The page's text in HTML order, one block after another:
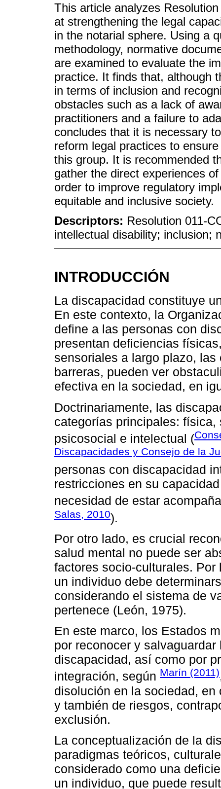
This article analyzes
at strengthening the legal
in the notarial sphere. Using a
methodology, normative
are examined to evaluate the
practice. It finds that, although
in terms of inclusion and
obstacles such as a lack of
practitioners and a failure to
concludes that it is necessary
reform legal practices to
this group. It is recommended
gather the direct experiences
order to improve regulatory
equitable and inclusive society.
Descriptors: Resolution 011-
intellectual disability; inclusion;
INTRODUCCIÓN
La discapacidad constituye
En este contexto, la
define a las personas con
presentan deficiencias
sensoriales a largo plazo,
barreras, pueden ver
efectiva en la sociedad, en
Doctrinariamente, las
categorías principales:
psicosocial e intelectual (
Discapacidades y Consejo de la
personas con discapacidad
restricciones en su
necesidad de estar
Salas, 2010).
Por otro lado, es crucial
salud mental no puede ser
factores socio-culturales.
un individuo debe
considerando el sistema de
pertenece (León, 1975).
En este marco, los Estados
por reconocer y
discapacidad, así como por
integración, según Marín (2011)
disolución en la sociedad,
y también de riesgos,
exclusión.
La conceptualización de la
paradigmas teóricos,
considerado como una
un individuo, que puede